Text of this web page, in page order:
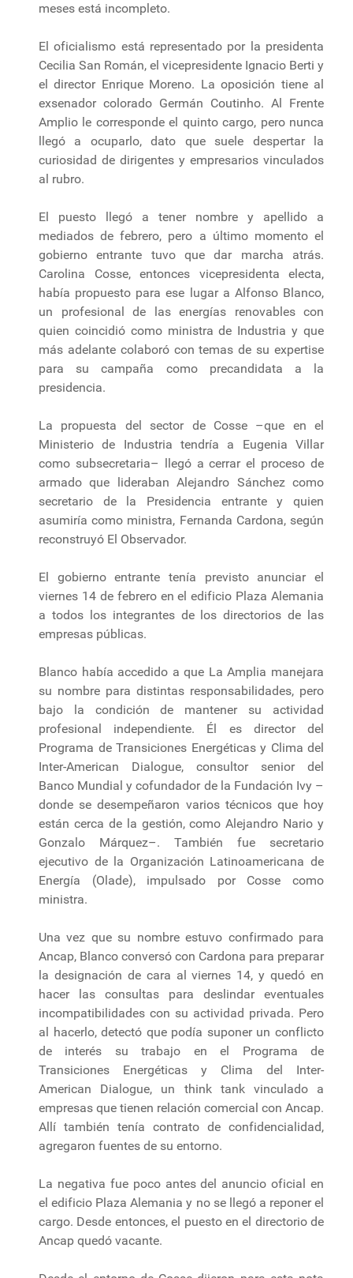
meses está incompleto.
El oficialismo está representado por la presidenta
Cecilia San Román, el vicepresidente Ignacio Berti y
el director Enrique Moreno. La oposición tiene al
exsenador colorado Germán Coutinho. Al Frente
Amplio le corresponde el quinto cargo, pero nunca
llegó a ocuparlo, dato que suele despertar la
curiosidad de dirigentes y empresarios vinculados
al rubro.
El puesto llegó a tener nombre y apellido a
mediados de febrero, pero a último momento el
gobierno entrante tuvo que dar marcha atrás.
Carolina Cosse, entonces vicepresidenta electa,
había propuesto para ese lugar a Alfonso Blanco,
un profesional de las energías renovables con
quien coincidió como ministra de Industria y que
más adelante colaboró con temas de su expertise
para su campaña como precandidata a la
presidencia.
La propuesta del sector de Cosse –que en el
Ministerio de Industria tendría a Eugenia Villar
como subsecretaria– llegó a cerrar el proceso de
armado que lideraban Alejandro Sánchez como
secretario de la Presidencia entrante y quien
asumiría como ministra, Fernanda Cardona, según
reconstruyó El Observador.
El gobierno entrante tenía previsto anunciar el
viernes 14 de febrero en el edificio Plaza Alemania
a todos los integrantes de los directorios de las
empresas públicas.
Blanco había accedido a que La Amplia manejara
su nombre para distintas responsabilidades, pero
bajo la condición de mantener su actividad
profesional independiente. Él es director del
Programa de Transiciones Energéticas y Clima del
Inter-American Dialogue, consultor senior del
Banco Mundial y cofundador de la Fundación Ivy –
donde se desempeñaron varios técnicos que hoy
están cerca de la gestión, como Alejandro Nario y
Gonzalo Márquez–. También fue secretario
ejecutivo de la Organización Latinoamericana de
Energía (Olade), impulsado por Cosse como
ministra.
Una vez que su nombre estuvo confirmado para
Ancap, Blanco conversó con Cardona para preparar
la designación de cara al viernes 14, y quedó en
hacer las consultas para deslindar eventuales
incompatibilidades con su actividad privada. Pero
al hacerlo, detectó que podía suponer un conflicto
de interés su trabajo en el Programa de
Transiciones Energéticas y Clima del Inter-
American Dialogue, un think tank vinculado a
empresas que tienen relación comercial con Ancap.
Allí también tenía contrato de confidencialidad,
agregaron fuentes de su entorno.
La negativa fue poco antes del anuncio oficial en
el edificio Plaza Alemania y no se llegó a reponer el
cargo. Desde entonces, el puesto en el directorio de
Ancap quedó vacante.